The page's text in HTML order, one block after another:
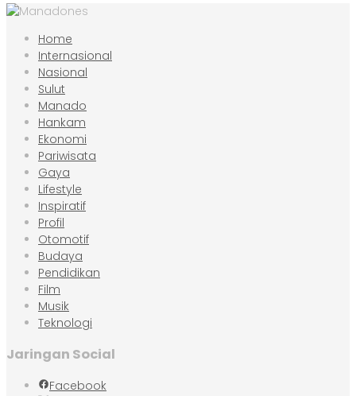
Home
Internasional
Nasional
Sulut
Manado
Hankam
Ekonomi
Pariwisata
Gaya
Lifestyle
Inspiratif
Profil
Otomotif
Budaya
Pendidikan
Film
Musik
Teknologi
Jaringan Social
Facebook